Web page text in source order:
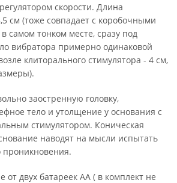
скорости. Длина
см (тоже совпадает с коробочными
самом тонком месте, сразу под
вибратора примерно одинаковой
клиторального стимулятора - 4 см,
заостренную головку,
тело и утолщение у основания с
стимулятором. Коническая
наводят на мысли испытать
проникновения.
от двух батареек АА ( в комплект не